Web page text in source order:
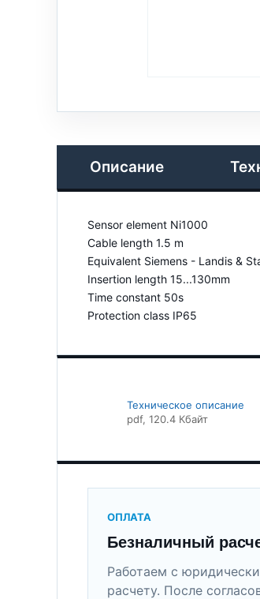
Описание
Sensor element Ni1000
Cable length 1.5 m
Equivalent Siemens - Landis &
Insertion length 15...130mm
Time constant 50s
Protection class IP65
Техническое описание
pdf, 120.4 Кбайт
ОПЛАТА
Безналичный
Работаем с
расчету. После